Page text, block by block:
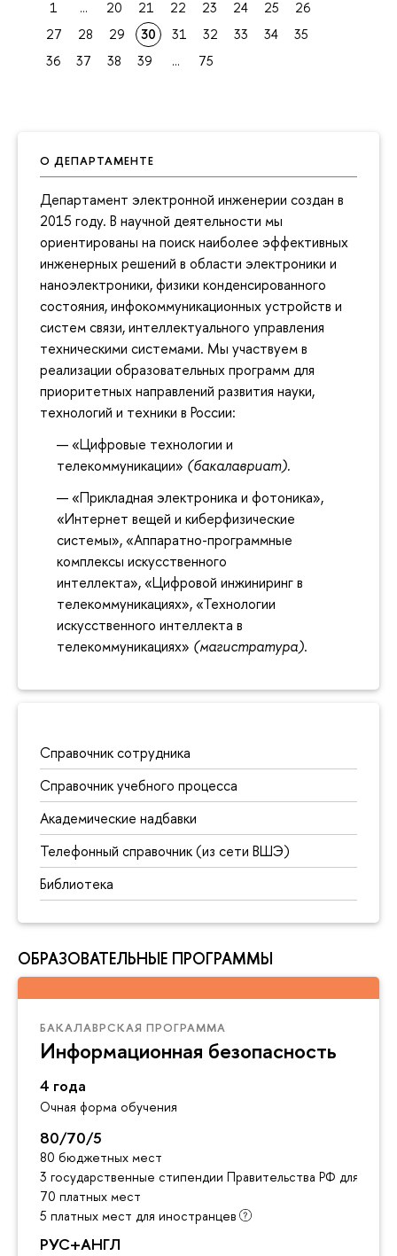
О ДЕПАРТАМЕНТЕ
Департамент электронной инженерии создан в
2015 году. В научной деятельности мы
ориентированы на поиск наиболее эффективных
инженерных решений в области электроники и
наноэлектроники, физики конденсированного
состояния, инфокоммуникационных устройств и
систем связи, интеллектуального управления
техническими системами. Мы участвуем в
реализации образовательных программ для
приоритетных направлений развития науки,
технологий и техники в России:
«Цифровые технологии и
телекоммуникации» (бакалавриат).
«Прикладная электроника и фотоника»,
«Интернет вещей и киберфизические
системы», «Аппаратно-программные
комплексы искусственного
интеллекта», «Цифровой инжиниринг в
телекоммуникациях», «Технологии
искусственного интеллекта в
телекоммуникациях» (магистратура).
Справочник сотрудника
Справочник учебного процесса
Академические надбавки
Телефонный справочник (из сети ВШЭ)
Библиотека
ОБРАЗОВАТЕЛЬНЫЕ ПРОГРАММЫ
БАКАЛАВРСКАЯ ПРОГРАММА
Информационная безопасность
4 года
Очная форма обучения
80/70/5
80 бюджетных мест
3 государственные стипендии Правительства РФ для
70 платных мест
5 платных мест для иностранцев
РУС+АНГЛ
1 ... 20 21 22 23 24 25
26
27
28 29 30 31 32 33 34
35
36
37 38 39 ... 75